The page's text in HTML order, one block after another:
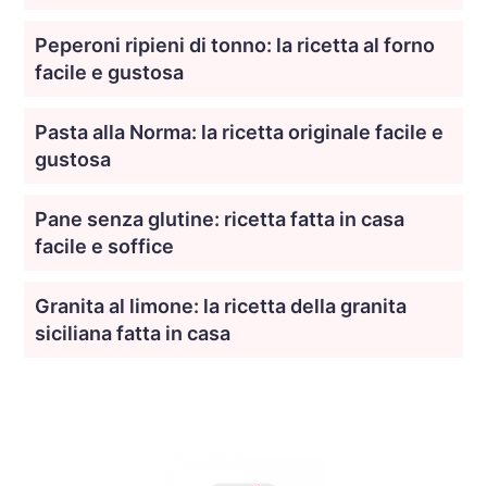
Peperoni ripieni di tonno: la ricetta al forno
facile e gustosa
Pasta alla Norma: la ricetta originale facile e
gustosa
Pane senza glutine: ricetta fatta in casa
facile e soffice
Granita al limone: la ricetta della granita
siciliana fatta in casa